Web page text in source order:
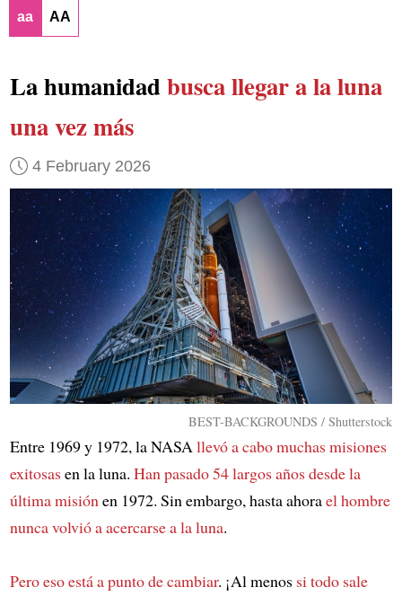
aa AA
La humanidadbusca llegar a la luna
una vez más
4 February 2026
BEST-BACKGROUNDS / Shutterstock
Entre 1969 y 1972, la NASAllevó a cabo muchas misiones
exitosasen la luna. Han pasado 54 largos años desde la
última misiónen 1972. Sin embargo, hasta ahorael hombre
nunca volvió a acercarse a la luna.
Pero eso está a punto de cambiar. ¡Al menos si todo sale